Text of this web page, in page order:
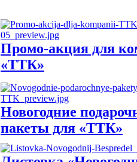
Промо-акция для
«ТТК»
Новогодние
пакеты для «ТТК»